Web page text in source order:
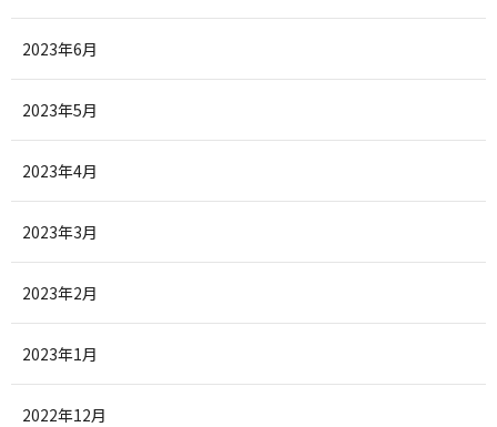
2023年6月
2023年5月
2023年4月
2023年3月
2023年2月
2023年1月
2022年12月